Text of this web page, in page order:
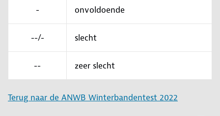
- onvoldoende
--/- slecht
-- zeer slecht
Terug naar de ANWB Winterbandentest 2022